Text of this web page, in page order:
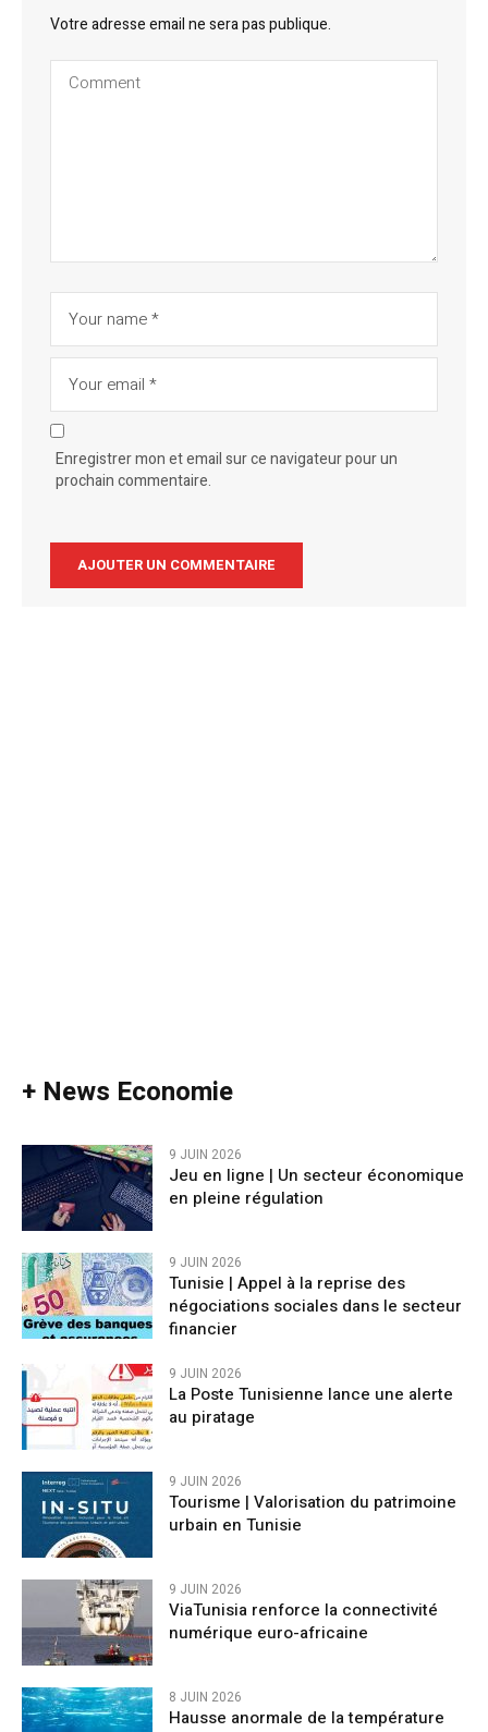
Votre adresse email ne sera pas publique.
Enregistrer mon et email sur ce navigateur pour un
prochain commentaire.
+ News Economie
9 JUIN 2026
Jeu en ligne | Un secteur économique
en pleine régulation
9 JUIN 2026
Tunisie | Appel à la reprise des
négociations sociales dans le secteur
financier
9 JUIN 2026
La Poste Tunisienne lance une alerte
au piratage
9 JUIN 2026
Tourisme | Valorisation du patrimoine
urbain en Tunisie
9 JUIN 2026
ViaTunisia renforce la connectivité
numérique euro-africaine
8 JUIN 2026
Hausse anormale de la température